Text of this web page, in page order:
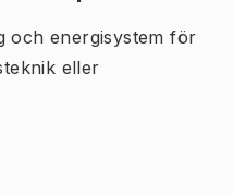
och energisystem för
eller